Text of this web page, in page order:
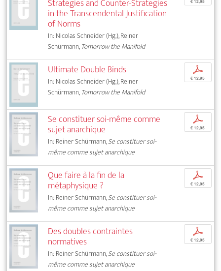
Strategies and Counter-Strategies
in the Transcendental Justification
of Norms
In: Nicolas Schneider (Hg.), Reiner
Schürmann,Tomorrow the Manifold
€ 12,95
Ultimate Double Binds
In: Nicolas Schneider (Hg.), Reiner
Schürmann,Tomorrow the Manifold
p
€ 12,95
Se constituer soi-même comme
sujet anarchique
In: Reiner Schürmann,Se constituer soi-
même comme sujet anarchique
p
€ 12,95
Que faire à la fin de la
métaphysique ?
In: Reiner Schürmann,Se constituer soi-
même comme sujet anarchique
p
€ 12,95
Des doubles contraintes
normatives
In: Reiner Schürmann,Se constituer soi-
même comme sujet anarchique
p
€ 12,95